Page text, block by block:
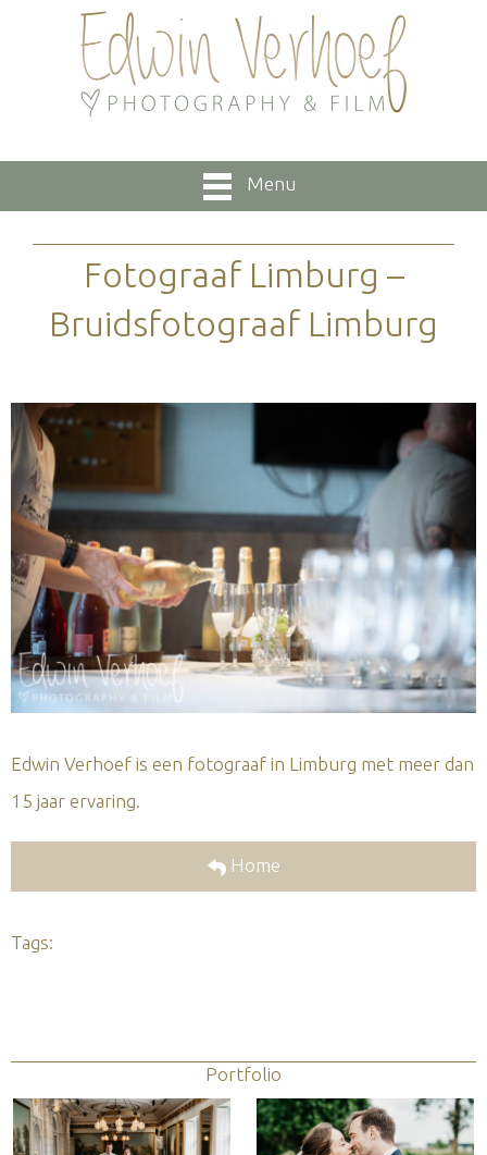
Menu
Fotograaf Limburg –
Bruidsfotograaf Limburg
Edwin Verhoef is een fotograaf in Limburg met meer dan
15 jaar ervaring.
Home
Tags:
Portfolio